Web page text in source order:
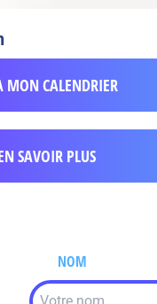
MON CALENDRIER
SAVOIR PLUS
NOM